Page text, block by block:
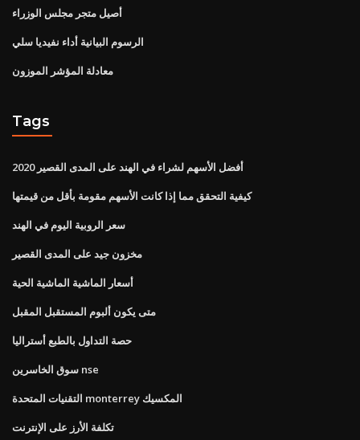
أصيل متجر مجلس الوزراء
الرسوم البيانية أداء نفيديا سلي
معادلة المؤشر الموزون
Tags
أفضل الأسهم لشراء في الهند على المدى القصير 2020
كيفية التحقق مما إذا كانت الأسهم مقومة بأقل من قيمتها
سعر الروبية اليوم في الهند
مخزون جيد على المدى القصير
أسعار الماشية الماشية الحية
متى يكون ألبوم المستقبل المقبل
حصة التداول بالطبع أستراليا
سوق الخاسرين nse
التقنيات المتحدة monterrey المكسيك
تكلفة الأرز على الإنترنت